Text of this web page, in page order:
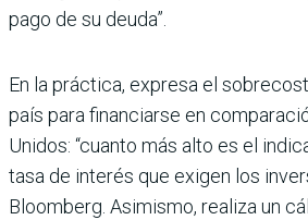
pago de su deuda”.
En la práctica, expresa el
país para financiarse en
Unidos: “cuanto más alto es el
tasa de inte­rés que exigen los
Bloomberg. Asimismo, realiza un